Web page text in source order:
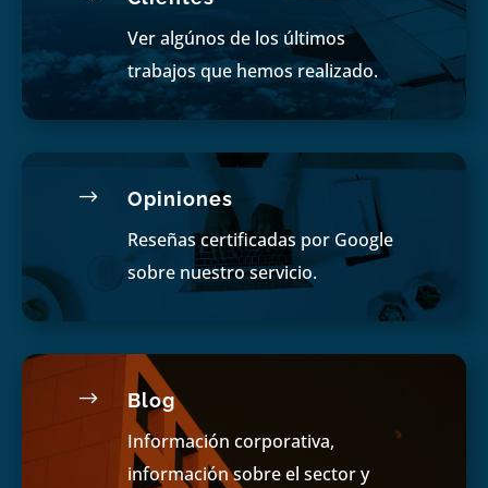
Ver algúnos de los últimos
trabajos que hemos realizado.
$ Opiniones
Reseñas certificadas por Google
sobre nuestro servicio.
$ Blog
Información corporativa,
información sobre el sector y